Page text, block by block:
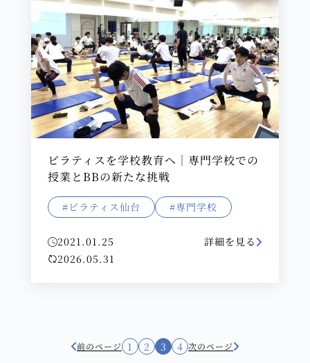
ピラティスを学校教育へ｜専門学校での
授業とBBの新たな挑戦
#ピラティス仙台 #専門学校
2021.01.25
2026.05.31
詳細を見る
前のページ 1 2 3 4 次のページ